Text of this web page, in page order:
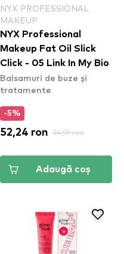
NYX PROFESSIONAL
MAKEUP
NYX Professional
Makeup Fat Oil Slick
Click - 05 Link In My Bio
Balsamuri de buze și
tratamente
-5%
52,24 ron 54,99 ron
Adaugă coș